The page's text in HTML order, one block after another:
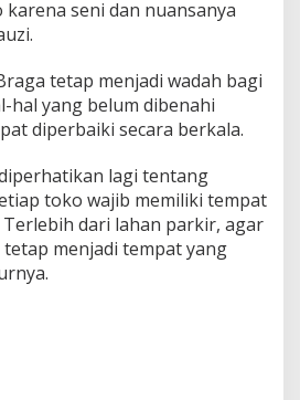
seni dan nuansanya
tetap menjadi wadah bagi
hal yang belum dibenahi
diperbaiki secara berkala.
lagi tentang
toko wajib memiliki tempat
dari lahan parkir, agar
menjadi tempat yang